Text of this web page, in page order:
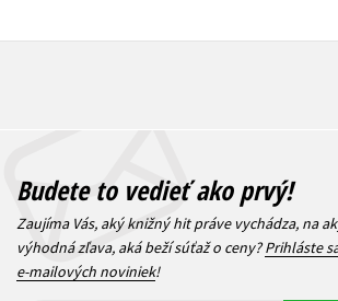
Budete to vedieť ako prvý!
Zaujíma Vás, aký knižný hit práve vychádza, na
výhodná zľava, aká beží súťaž o ceny?Prihláste
e-mailových noviniek!